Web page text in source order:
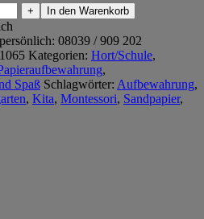
In den Warenkorb
08039 / 909 202
Kategorien: Hort/Schule,
,
Spaß Schlagwörter: Aufbewahrung,
, Kita, Montessori, Sandpapier,